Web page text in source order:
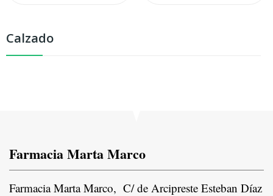
Calzado
Farmacia Marta Marco
Farmacia Marta Marco, C/ de Arcipreste Esteban Díaz